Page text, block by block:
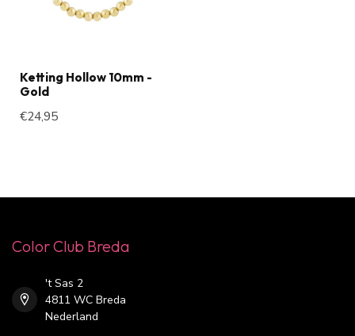
Ketting Hollow 10mm -
Gold
€24,95
Color Club Breda
't Sas 2
4811 WC Breda
Nederland